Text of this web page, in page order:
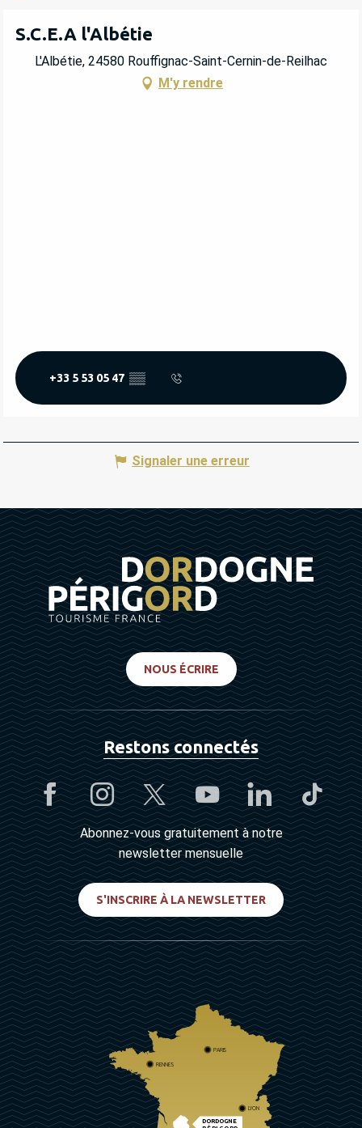
S.C.E.A l'Albétie
L'Albétie, 24580 Rouffignac-Saint-Cernin-de-Reilhac
M'y rendre
+33 5 53 05 47 ▒▒
Signaler une erreur
NOUS ÉCRIRE
Restons connectés
Abonnez-vous gratuitement à notre
newsletter mensuelle
S'INSCRIRE À LA NEWSLETTER
DORDOGNE
PARIS
RENNES
LYON